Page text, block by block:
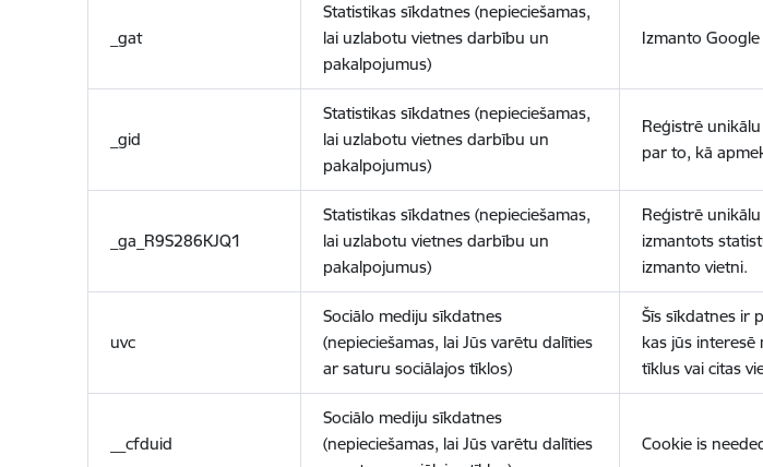
_gat
Statistikas sīkdatnes (nepieciešamas,
lai uzlabotu vietnes darbību un
pakalpojumus)
Izmanto
_gid
Statistikas sīkdatnes (nepieciešamas,
lai uzlabotu vietnes darbību un
pakalpojumus)
Reģistrē
par to, kā
_ga_R9S286KJQ1
Statistikas sīkdatnes (nepieciešamas,
lai uzlabotu vietnes darbību un
pakalpojumus)
Reģistrē
izmantots
izmanto vietni.
uvc
Sociālo mediju sīkdatnes
(nepieciešamas, lai Jūs varētu dalīties
ar saturu sociālajos tīklos)
Šīs sīkdatnes ir
kas jūs
tīklus vai citas
__cfduid
Sociālo mediju sīkdatnes
(nepieciešamas, lai Jūs varētu dalīties
Cookie is